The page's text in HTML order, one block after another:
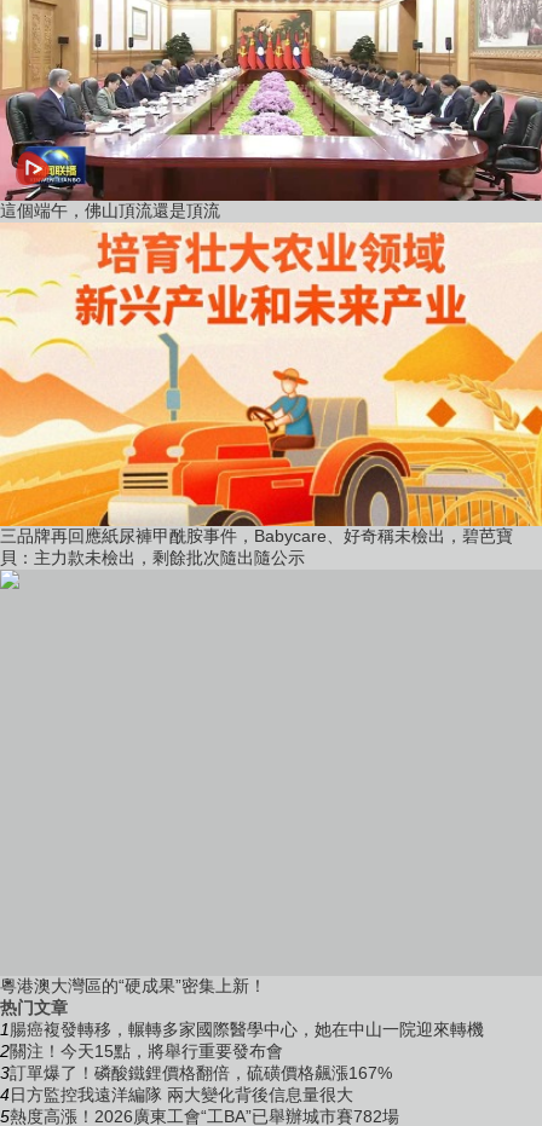
這個端午，佛山頂流還是頂流
三品牌再回應紙尿褲甲酰胺事件，Babycare、好奇稱未檢出，碧芭寶
貝：主力款未檢出，剩餘批次隨出隨公示
粵港澳大灣區的“硬成果”密集上新！
热门文章
1腸癌複發轉移，輾轉多家國際醫學中心，她在中山一院迎來轉機
2關注！今天15點，將舉行重要發布會
3訂單爆了！磷酸鐵鋰價格翻倍，硫磺價格飆漲167%
4日方監控我遠洋編隊 兩大變化背後信息量很大
5熱度高漲！2026廣東工會“工BA”已舉辦城市賽782場